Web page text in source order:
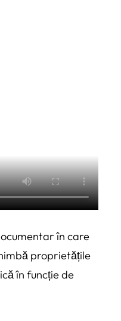
în care
proprietățile
în funcție de